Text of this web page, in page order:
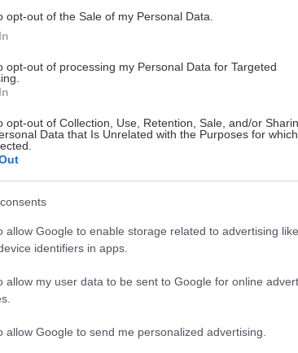
opt-out of the Sale of my Personal Data.
opt-out of processing my Personal Data for Targeted
opt-out of Collection, Use, Retention, Sale, and/or
Data that Is Unrelated with the Purposes for
allow Google to enable storage related to advertising
identifiers in apps.
allow my user data to be sent to Google for online
allow Google to send me personalized advertising.
κατέκτησε την πρώτη θέση στη
παγκόσμια αγορά. Η εμπορική επιτυχία
αξία του σήματος της να ανέβει σε μόλις
2015 και πλέον υπολογίζεται στα $43,5
πωλήσεις, παρέδωσε παγκοσμίως στους
ποτέ. Πούλησε συνολικά 2.083.888
ταχέως αναπτυσσόμενη μάρκα σε